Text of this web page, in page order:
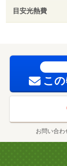
バルコニー／
５０号水戸大塚
ァミリーマー
／ヨークベニマ
ドラッグスト
グストア）まで
目安光熱費
こ
お問い合わ